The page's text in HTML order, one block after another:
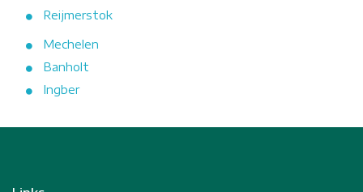
Reijmerstok
Mechelen
Banholt
Ingber